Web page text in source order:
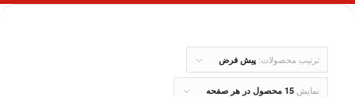
ترتیب محصولات: پیش فرض
نمایش 15 محصول در هر صفحه